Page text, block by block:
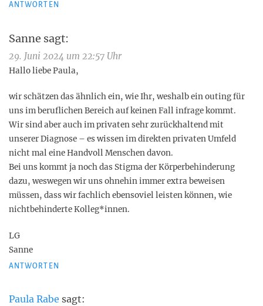
ANTWORTEN
Sanne sagt:
29. Juni 2024 um 22:57 Uhr
Hallo liebe Paula,
wir schätzen das ähnlich ein, wie Ihr, weshalb ein outing für
uns im beruflichen Bereich auf keinen Fall infrage kommt.
Wir sind aber auch im privaten sehr zurückhaltend mit
unserer Diagnose – es wissen im direkten privaten Umfeld
nicht mal eine Handvoll Menschen davon.
Bei uns kommt ja noch das Stigma der Körperbehinderung
dazu, weswegen wir uns ohnehin immer extra beweisen
müssen, dass wir fachlich ebensoviel leisten können, wie
nichtbehinderte Kolleg*innen.
LG
Sanne
ANTWORTEN
Paula Rabe sagt: